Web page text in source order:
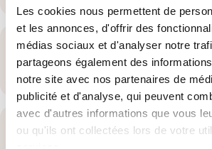
Les cookies nous permettent de
et les annonces, d'offrir des
médias sociaux et d'analyser notre
partageons également des
notre site avec nos partenaires de
publicité et d'analyse, qui peuvent
avec d'autres informations que vous
ou qu'ils ont collectées lors de votre
Les tarifs de la Gamme Plaisir
Les tarifs de la Gamme Gourmet